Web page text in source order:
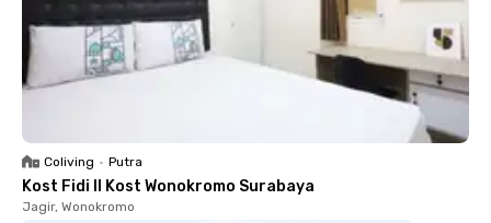
Coliving • Putra
Kost Fidi II Kost Wonokromo Surabaya
Jagir, Wonokromo